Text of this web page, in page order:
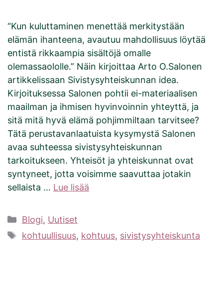
“Kun kuluttaminen menettää merkitystään
elämän ihanteena, avautuu mahdollisuus löytää
entistä rikkaampia sisältöjä omalle
olemassaololle.” Näin kirjoittaa Arto O.Salonen
artikkelissaan Sivistysyhteiskunnan idea.
Kirjoituksessa Salonen pohtii ei-materiaalisen
maailman ja ihmisen hyvinvoinnin yhteyttä, ja
sitä mitä hyvä elämä pohjimmiltaan tarvitsee?
Tätä perustavanlaatuista kysymystä Salonen
avaa suhteessa sivistysyhteiskunnan
tarkoitukseen. Yhteisöt ja yhteiskunnat ovat
syntyneet, jotta voisimme saavuttaa jotakin
sellaista … Lue lisää
Kategoriat
Blogi, Uutiset
Avainsanat
kohtuullisuus, kohtuus, sivistysyhteiskunta